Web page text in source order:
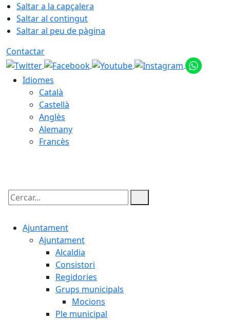
Saltar a la capçalera
Saltar al contingut
Saltar al peu de pàgina
Contactar
Idiomes
Català
Castellà
Anglès
Alemany
Francès
Cercar:
Ajuntament
Ajuntament
Alcaldia
Consistori
Regidories
Grups municipals
Mocions
Ple municipal